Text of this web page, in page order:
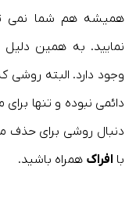
همیشه هم شما نمی
نمایید. به همین
وجود دارد. البته روشی
دائمی نبوده و تنها
دنبال روشی برای حذف
با افراک همراه باشید.